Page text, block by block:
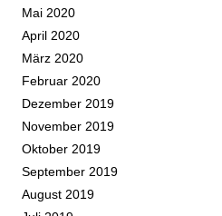
Mai 2020
April 2020
März 2020
Februar 2020
Dezember 2019
November 2019
Oktober 2019
September 2019
August 2019